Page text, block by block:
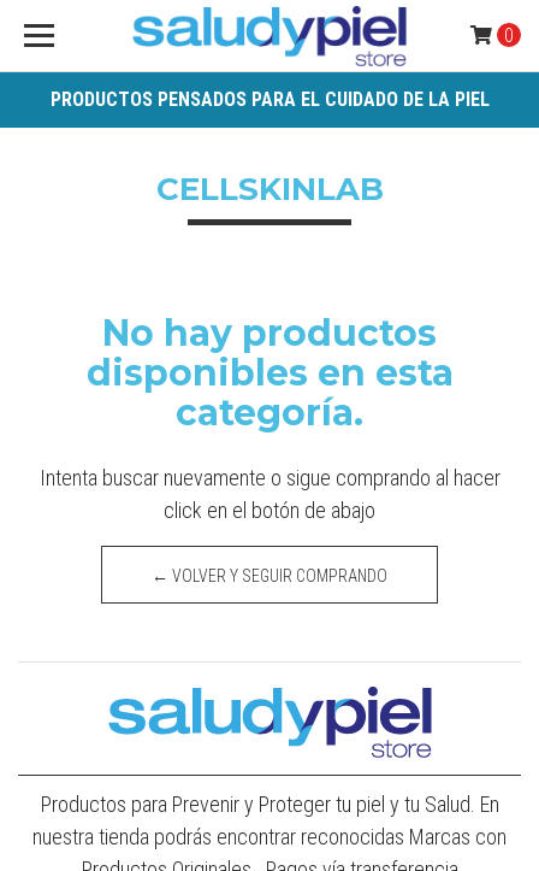
PRODUCTOS PENSADOS PARA EL CUIDADO DE LA PIEL
0
CELLSKINLAB
No hay productos
disponibles en esta
categoría.
Intenta buscar nuevamente o sigue comprando al hacer
click en el botón de abajo
← VOLVER Y SEGUIR COMPRANDO
Productos para Prevenir y Proteger tu piel y tu Salud. En
nuestra tienda podrás encontrar reconocidas Marcas con